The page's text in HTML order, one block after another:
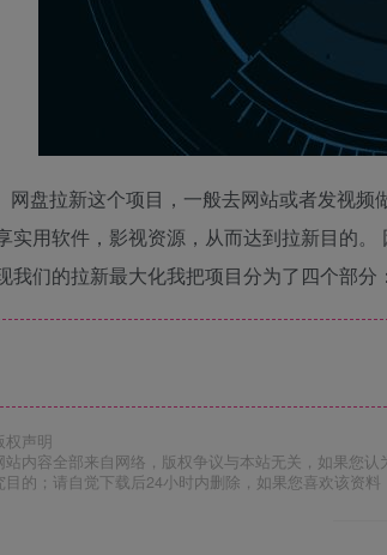
网盘拉新这个项目，一般去网站或者发视
实用软件，影视资源，从而达到拉新目的
我们的拉新最大化我把项目分为了四个部
权声明
站内容全部来自网络，版权争议与本站无关，如果您
目的；请自觉下载后24小时内删除，如果您喜欢该资料